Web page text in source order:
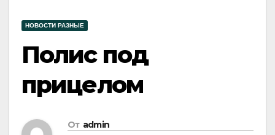
НОВОСТИ РАЗНЫЕ
Полис под
прицелом
От admin